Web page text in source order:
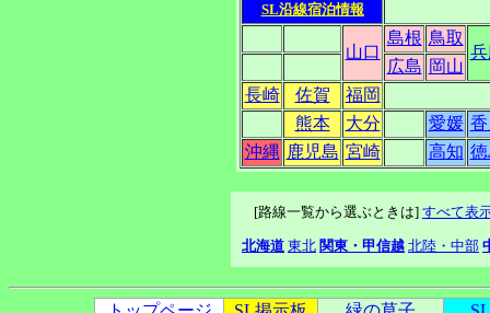
SL沿線宿泊情報
山口
島根 鳥取
広島 岡山
長崎
佐賀
福岡
熊本
大分 愛媛
沖縄 鹿児島 宮崎 高知
[路線一覧から選ぶときは] すべて表
北海道 東北 関東・甲信越 北陸・中部